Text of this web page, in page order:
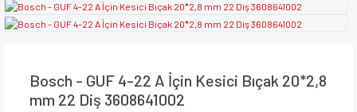
Bosch - GUF 4-22 A İçin Kesici Bıçak 20*2,8
mm 22 Diş 3608641002